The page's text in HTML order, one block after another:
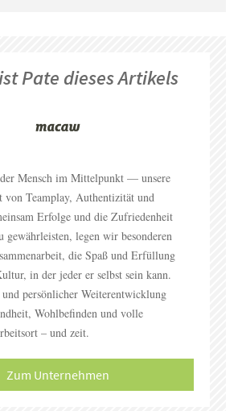
Pate dieses Artikels
Mensch im Mittelpunkt — unsere
Teamplay, Authentizität und
Erfolge und die Zufriedenheit
gewährleisten, legen wir besonderen
die Spaß und Erfüllung
in der jeder er selbst sein kann.
persönlicher Weiterentwicklung
Wohlbefinden und volle
– und zeit.
Zum Unternehmen